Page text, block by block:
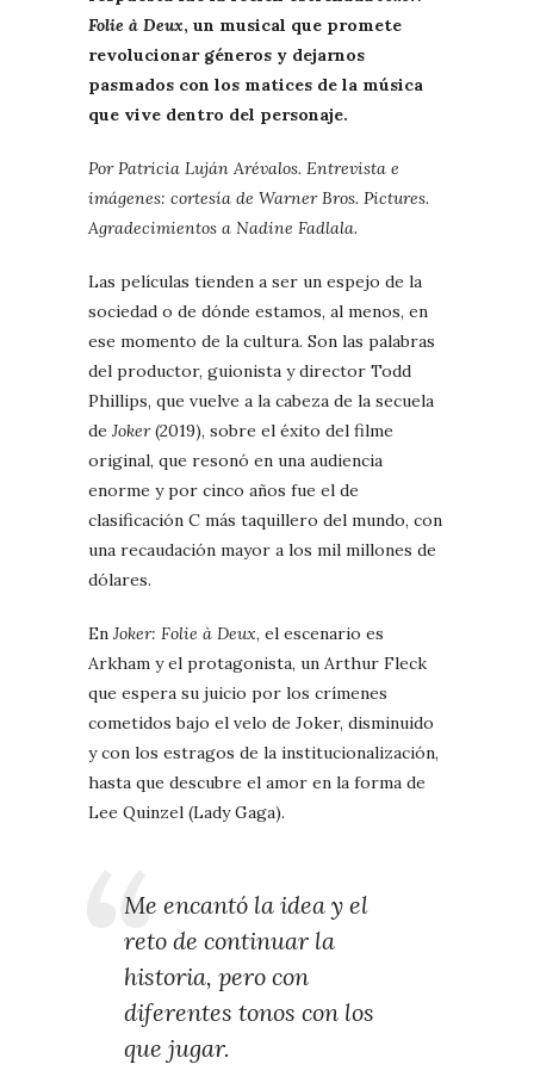
Folie à Deux, un musical que promete
revolucionar géneros y dejarnos
pasmados con los matices de la música
que vive dentro del personaje.
Por Patricia Luján Arévalos. Entrevista e
imágenes: cortesía de Warner Bros. Pictures.
Agradecimientos a Nadine Fadlala.
Las películas tienden a ser un espejo de la
sociedad o de dónde estamos, al menos, en
ese momento de la cultura. Son las palabras
del productor, guionista y director Todd
Phillips, que vuelve a la cabeza de la secuela
de Joker(2019), sobre el éxito del filme
original, que resonó en una audiencia
enorme y por cinco años fue el de
clasificación C más taquillero del mundo, con
una recaudación mayor a los mil millones de
dólares.
En Joker: Folie à Deux, el escenario es
Arkham y el protagonista, un Arthur Fleck
que espera su juicio por los crímenes
cometidos bajo el velo de Joker, disminuido
y con los estragos de la institucionalización,
hasta que descubre el amor en la forma de
Lee Quinzel (Lady Gaga).
Me encantó la idea y el
reto de continuar la
historia, pero con
diferentes tonos con los
que jugar.